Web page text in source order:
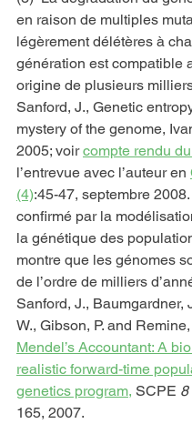
en raison de multiples
légèrement délétères à
génération est compatible
origine de plusieurs
Sanford, J., Genetic
mystery of the genome,
2005; voir compte rendu
l’entrevue avec l’auteur en
(4):45-47, septembre
confirmé par la
la génétique des
montre que les génomes
de l’ordre de milliers
Sanford, J., Baumgardner,
W., Gibson, P. and Remine,
Mendel’s Accountant: A
realistic forward-time
genetics program, SCPE 8
165, 2007.